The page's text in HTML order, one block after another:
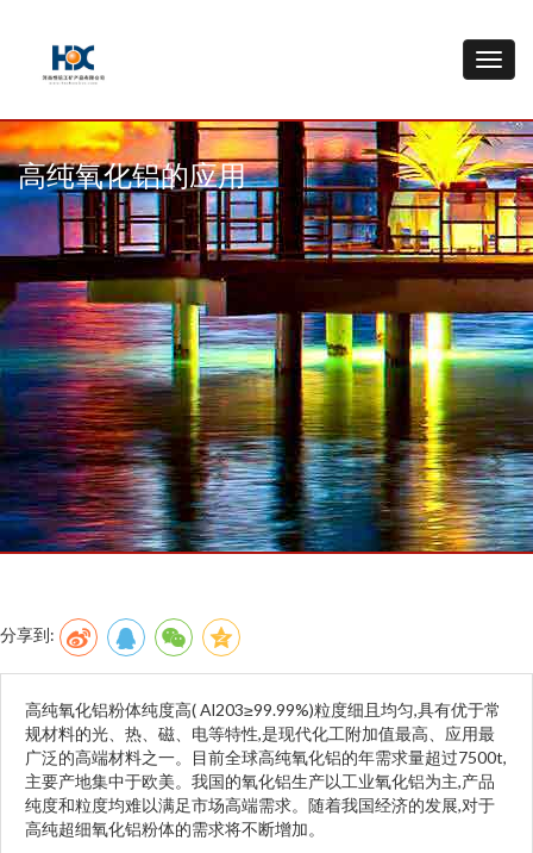
高纯氧化铝的应用
分享到:
高纯氧化铝粉体纯度高( Al203≥99.99%)粒度细且均匀,具有优于常
规材料的光、热、磁、电等特性,是现代化工附加值最高、应用最
广泛的高端材料之一。
目前全球高纯氧化铝的年需求量超过7500t,
主要产地集中于欧美。 我国的氧化铝生产以工业氧化铝为主,产品
纯度和粒度均难以满足市场高端需求。 随着我国经济的发展,对于
高纯超细氧化铝粉体的需求将不断增加。